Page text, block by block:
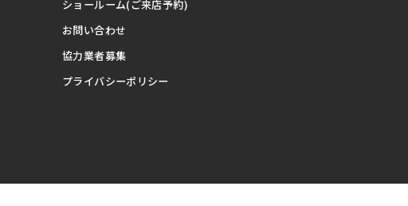
ショールーム(ご来店予約)
お問い合わせ
協力業者募集
プライバシーポリシー